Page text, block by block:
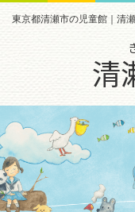
東京都清瀬市の児童館｜清
清